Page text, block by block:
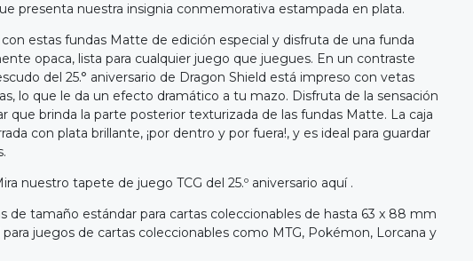
presenta nuestra insignia conmemorativa estampada en plata.
estas fundas Matte de edición especial y disfruta de una funda
opaca, lista para cualquier juego que juegues. En un contraste
del 25.° aniversario de Dragon Shield está impreso con vetas
lo que le da un efecto dramático a tu mazo. Disfruta de la sensación
que brinda la parte posterior texturizada de las fundas Matte. La caja
con plata brillante, ¡por dentro y por fuera!, y es ideal para guardar
nuestro tapete de juego TCG del 25.º aniversario aquí .
de tamaño estándar para cartas coleccionables de hasta 63 x 88 mm
juegos de cartas coleccionables como MTG, Pokémon, Lorcana y